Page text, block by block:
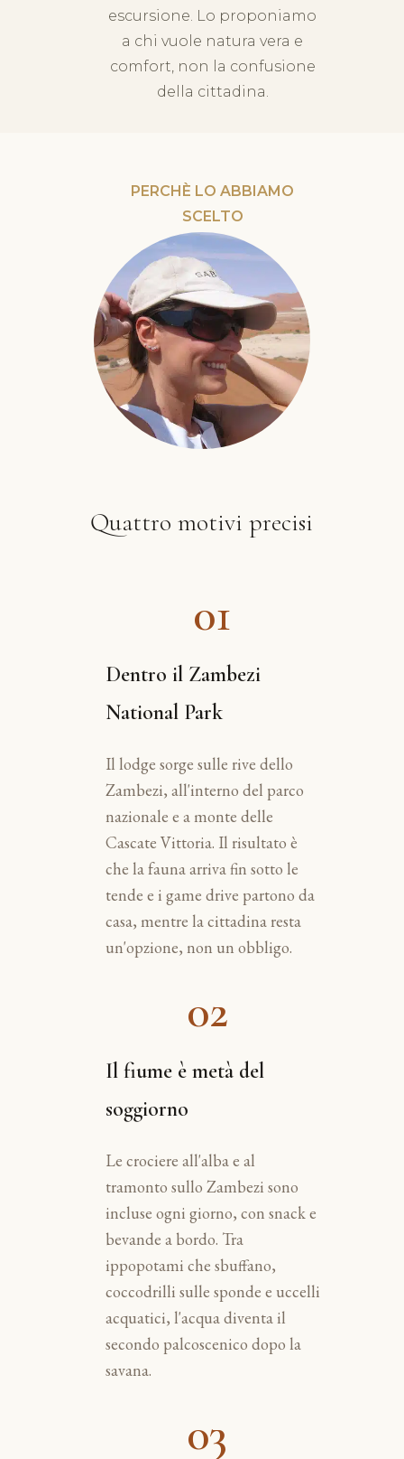
escursione. Lo proponiamo
a chi vuole natura vera e
comfort, non la confusione
della cittadina.
PERCHÈ LO ABBIAMO
SCELTO
Quattro motivi precisi
01
Dentro il Zambezi
National Park
Il lodge sorge sulle rive dello
Zambezi, all'interno del parco
nazionale e a monte delle
Cascate Vittoria. Il risultato è
che la fauna arriva fin sotto le
tende e i game drive partono da
casa, mentre la cittadina resta
un'opzione, non un obbligo.
02
Il fiume è metà del
soggiorno
Le crociere all'alba e al
tramonto sullo Zambezi sono
incluse ogni giorno, con snack e
bevande a bordo. Tra
ippopotami che sbuffano,
coccodrilli sulle sponde e uccelli
acquatici, l'acqua diventa il
secondo palcoscenico dopo la
savana.
03